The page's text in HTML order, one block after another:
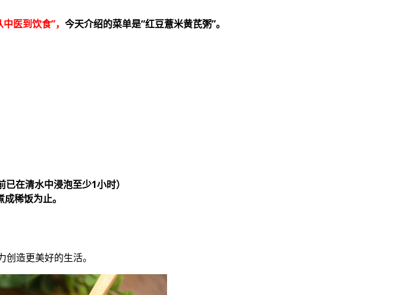
医到饮食”， 今天介绍的菜单是“红豆薏米黄芪粥”。
在清水中浸泡至少1小时）
稀饭为止。
造更美好的生活。